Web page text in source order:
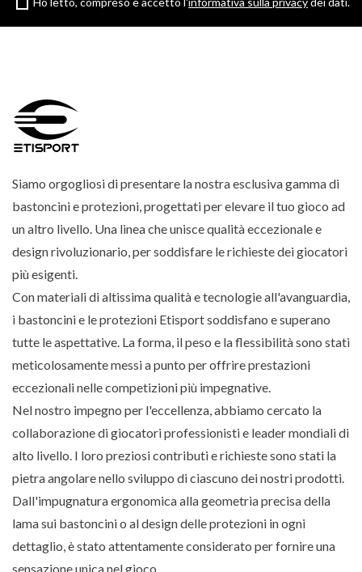
Siamo orgogliosi di presentare la nostra esclusiva gamma di
bastoncini e protezioni, progettati per elevare il tuo gioco ad
un altro livello. Una linea che unisce qualità eccezionale e
design rivoluzionario, per soddisfare le richieste dei giocatori
più esigenti.
Con materiali di altissima qualità e tecnologie all'avanguardia,
i bastoncini e le protezioni Etisport soddisfano e superano
tutte le aspettative. La forma, il peso e la flessibilità sono stati
meticolosamente messi a punto per offrire prestazioni
eccezionali nelle competizioni più impegnative.
Nel nostro impegno per l'eccellenza, abbiamo cercato la
collaborazione di giocatori professionisti e leader mondiali di
alto livello. I loro preziosi contributi e richieste sono stati la
pietra angolare nello sviluppo di ciascuno dei nostri prodotti.
Dall'impugnatura ergonomica alla geometria precisa della
lama sui bastoncini o al design delle protezioni in ogni
dettaglio, è stato attentamente considerato per fornire una
sensazione unica nel gioco.